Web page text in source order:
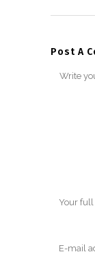
Post A